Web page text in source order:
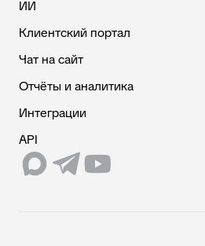
ИИ
Клиентский портал
Чат на сайт
Отчёты и аналитика
Интеграции
API